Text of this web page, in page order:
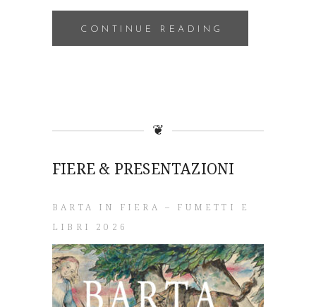
CONTINUE READING
❦
FIERE & PRESENTAZIONI
BARTA IN FIERA – FUMETTI E
LIBRI 2026